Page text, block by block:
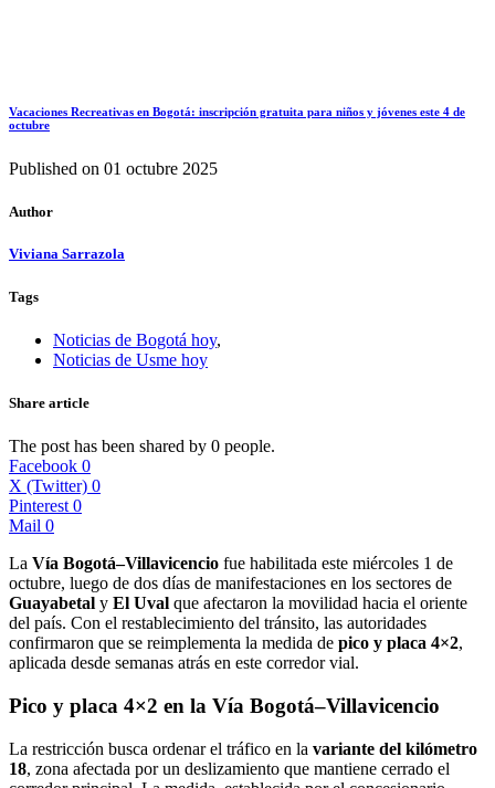
Vacaciones Recreativas en Bogotá: inscripción gratuita para niños y jóvenes este 4 de
octubre
Published on 01 octubre 2025
Author
Viviana Sarrazola
Tags
Noticias de Bogotá hoy,
Noticias de Usme hoy
Share article
The post has been shared by 0 people.
Facebook 0
X (Twitter) 0
Pinterest 0
Mail 0
La Vía Bogotá–Villavicencio fue habilitada este miércoles 1 de
octubre, luego de dos días de manifestaciones en los sectores de
Guayabetal y El Uval que afectaron la movilidad hacia el oriente
del país. Con el restablecimiento del tránsito, las autoridades
confirmaron que se reimplementa la medida de pico y placa 4×2,
aplicada desde semanas atrás en este corredor vial.
Pico y placa 4×2 en la Vía Bogotá–Villavicencio
La restricción busca ordenar el tráfico en la variante del kilómetro
18, zona afectada por un deslizamiento que mantiene cerrado el